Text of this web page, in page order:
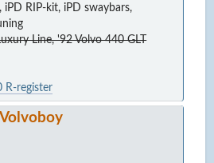
iPD RIP-kit, iPD swaybars,
Line, '92 Volvo 440 GLT
R-register
Volvoboy